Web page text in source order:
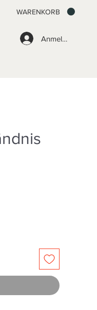
Anmelden
WARENKORB